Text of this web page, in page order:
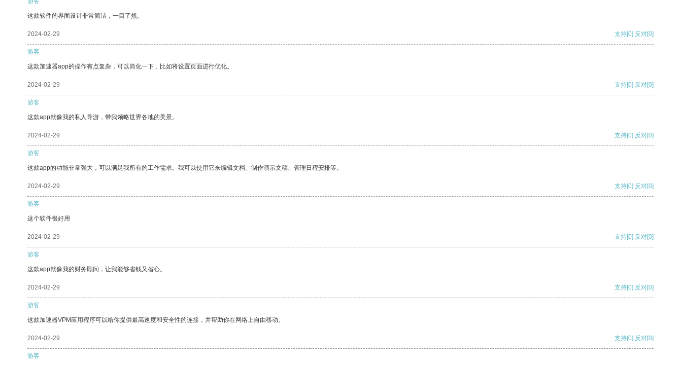
这款软件的界面设计非常简洁，一目了然。
2024-02-29 支持[0] 反对[0]
游客
这款加速器app的操作有点复杂，可以简化一下，比如将设置页面进行优化。
2024-02-29 支持[0] 反对[0]
游客
这款app就像我的私人导游，带我领略世界各地的美景。
2024-02-29 支持[0] 反对[0]
游客
这款app的功能非常强大，可以满足我所有的工作需求。我可以使用它来编辑文档、制作演示文稿、管理日程安排等。
2024-02-29 支持[0] 反对[0]
游客
这个软件很好用
2024-02-29 支持[0] 反对[0]
游客
这款app就像我的财务顾问，让我能够省钱又省心。
2024-02-29 支持[0] 反对[0]
游客
这款加速器VPM应用程序可以给你提供最高速度和安全性的连接，并帮助你在网络上自由移动。
2024-02-29 支持[0] 反对[0]
游客